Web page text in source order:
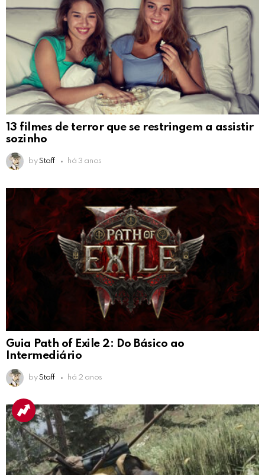
13 filmes de terror que se restringem a assistir
sozinho
by Staff há 3 anos
Guia Path of Exile 2: Do Básico ao
Intermediário
by Staff há 2 anos